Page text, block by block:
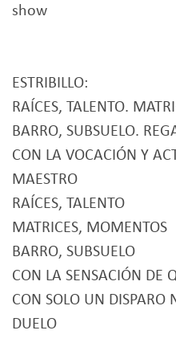
show
ESTRIBILLO:
RAÍCES, TALENTO.
BARRO, SUBSUELO.
CON LA VOCACIÓN Y
MAESTRO
RAÍCES, TALENTO
MATRICES, MOMENTOS
BARRO, SUBSUELO
CON LA SENSACIÓN DE
CON SOLO UN DISPARO
DUELO